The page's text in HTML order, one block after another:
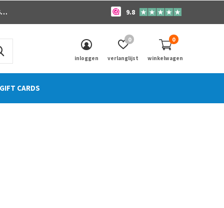
GIFT CARDS
inloggen verlanglijst
0
winkelwagen
0
9.8